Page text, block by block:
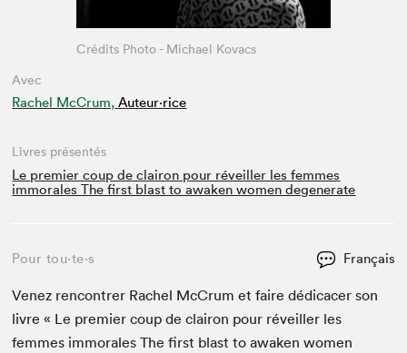
Avec
Rachel McCrum, Auteur·rice
Crédits Photo - Michael Kovacs
Livres présentés
Le premier coup de clairon pour réveiller les femmes
immorales The first blast to awaken women degenerate
Pour tou⋅te⋅s Français
Venez ren­con­tr­er Rachel McCrum et faire dédi­cac­er son
livre « Le pre­mier coup de cla­iron pour réveiller les
femmes immorales The first blast to awak­en women